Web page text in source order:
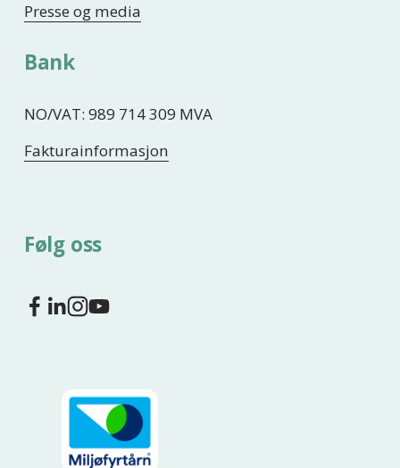
Presse og media
Bank
NO/VAT: 989 714 309 MVA
Fakturainformasjon
Følg oss